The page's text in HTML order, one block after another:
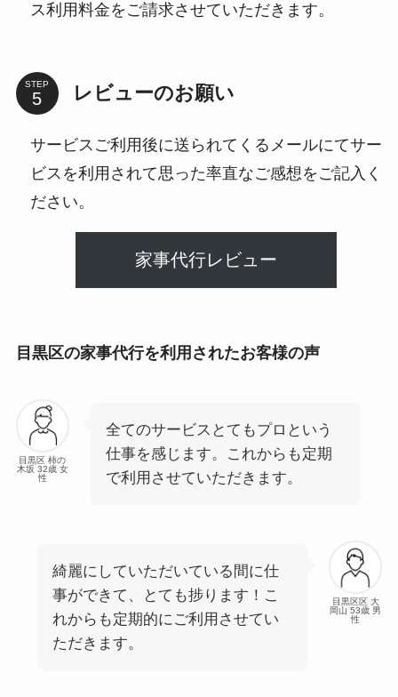
ス利用料金をご請求させていただきます。
STEP レビューのお願い
サービスご利用後に送られてくるメールにてサー
ビスを利用されて思った率直なご感想をご記入く
ださい。
家事代行レビュー
目黒区の家事代行を利用されたお客様の声
目黒区 柿の
木坂 32歳 女
性
全てのサービスとてもプロという
仕事を感じます。これからも定期
で利用させていただきます。
目黒区区 大
岡山 53歳 男
性
綺麗にしていただいている間に仕
事ができて、とても捗ります！こ
れからも定期的にご利用させてい
ただきます。